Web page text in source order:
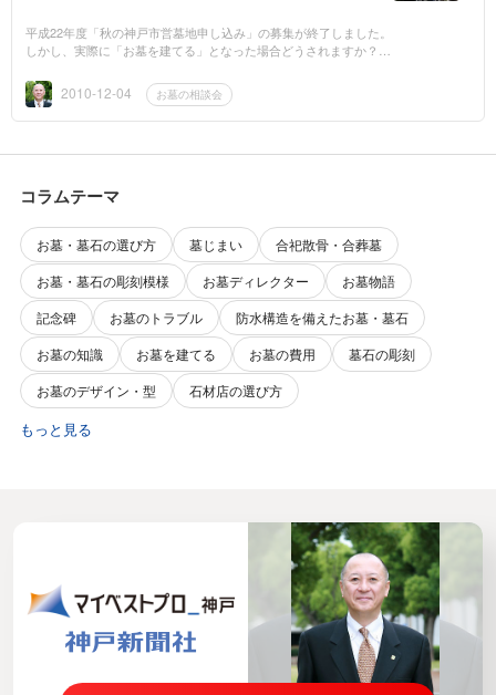
平成22年度「秋の神戸市営墓地申し込み」の募集が終了しました。
しかし、実際に「お墓を建てる」となった場合どうされますか？石
り…でも、どん...
2010-12-04 お墓の相談会
コラムテーマ
お墓・墓石の選び方 墓じまい
合祀散骨・合葬墓
お墓・墓石の彫刻模様
お墓ディレクター
お墓物語
記念碑
お墓のトラブル
防水構造を備えたお墓・墓石
お墓の知識
お墓を建てる お墓の費用
墓石の彫刻
お墓のデザイン・型
石材店の選び方
もっと見る